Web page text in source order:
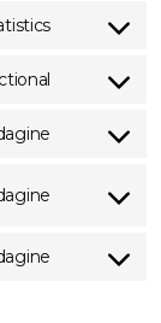
wordpress
Consent
google-
analytics
Consent
wordfence
Consent
google-
Consent
Consent